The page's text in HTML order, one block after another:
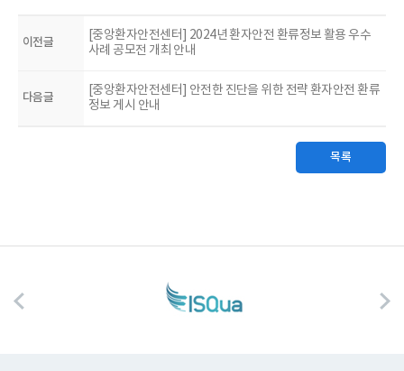
이전글
[중앙환자안전센터] 2024년 환자안전 환류정보 활용 우수
사례 공모전 개최 안내
다음글
[중앙환자안전센터] 안전한 진단을 위한 전략 환자안전 환류
정보 게시 안내
목록